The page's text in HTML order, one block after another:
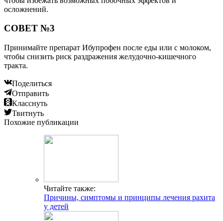
осложнений.
СОВЕТ №3
Принимайте препарат Ибупрофен после еды или с молоком,
чтобы снизить риск раздражения желудочно-кишечного
тракта.
Поделиться
Отправить
Класснуть
Твитнуть
Похожие публикации
Читайте также:
Причины, симптомы и принципы лечения рахита
у детей